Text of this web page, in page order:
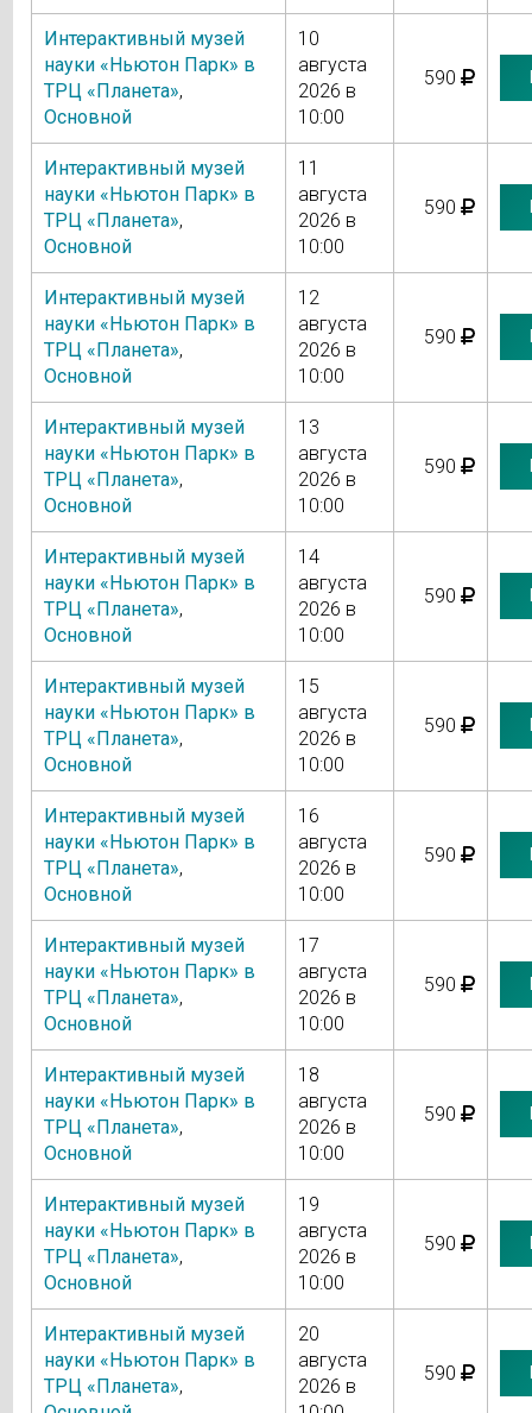
Интерактивный музей
науки «Ньютон Парк» в
ТРЦ «Планета»,
Основной
10
августа
2026 в
10:00
590
Интерактивный музей
науки «Ньютон Парк» в
ТРЦ «Планета»,
Основной
11
августа
2026 в
10:00
590
Интерактивный музей
науки «Ньютон Парк» в
ТРЦ «Планета»,
Основной
12
августа
2026 в
10:00
590
Интерактивный музей
науки «Ньютон Парк» в
ТРЦ «Планета»,
Основной
13
августа
2026 в
10:00
590
Интерактивный музей
науки «Ньютон Парк» в
ТРЦ «Планета»,
Основной
14
августа
2026 в
10:00
590
Интерактивный музей
науки «Ньютон Парк» в
ТРЦ «Планета»,
Основной
15
августа
2026 в
10:00
590
Интерактивный музей
науки «Ньютон Парк» в
ТРЦ «Планета»,
Основной
16
августа
2026 в
10:00
590
Интерактивный музей
науки «Ньютон Парк» в
ТРЦ «Планета»,
Основной
17
августа
2026 в
10:00
590
Интерактивный музей
науки «Ньютон Парк» в
ТРЦ «Планета»,
Основной
18
августа
2026 в
10:00
590
Интерактивный музей
науки «Ньютон Парк» в
ТРЦ «Планета»,
Основной
19
августа
2026 в
10:00
590
Интерактивный музей
науки «Ньютон Парк» в
ТРЦ «Планета»,
20
августа
2026 в
590